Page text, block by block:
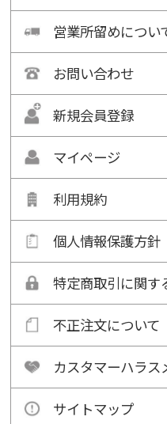
営業所留めについ
お問い合わせ
新規会員登録
マイページ
利用規約
個人情報保護方針
特定商取引に関す
不正注文について
カスタマーハラ
サイトマップ